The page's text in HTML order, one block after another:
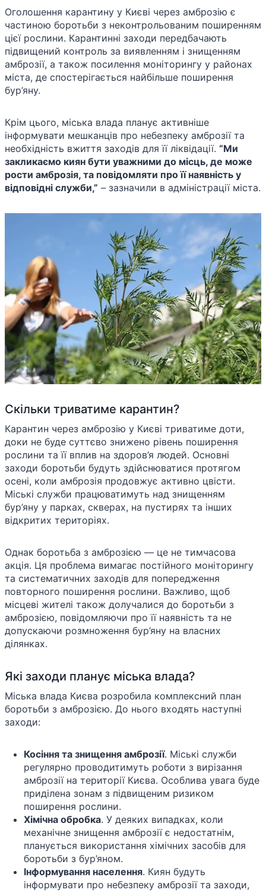
Оголошення карантину у Києві через амброзію є
частиною боротьби з неконтрольованим поширенням
цієї рослини. Карантинні заходи передбачають
підвищений контроль за виявленням і знищенням
амброзії, а також посилення моніторингу у районах
міста, де спостерігається найбільше поширення
бур’яну.
Крім цього, міська влада планує активніше
інформувати мешканців про небезпеку амброзії та
необхідність вжиття заходів для її ліквідації. “Ми
закликаємо киян бути уважними до місць, де може
рости амброзія, та повідомляти про її наявність у
відповідні служби,” – зазначили в адміністрації міста.
Скільки триватиме карантин?
Карантин через амброзію у Києві триватиме доти,
доки не буде суттєво знижено рівень поширення
рослини та її вплив на здоров’я людей. Основні
заходи боротьби будуть здійснюватися протягом
осені, коли амброзія продовжує активно цвісти.
Міські служби працюватимуть над знищенням
бур’яну у парках, скверах, на пустирях та інших
відкритих територіях.
Однак боротьба з амброзією — це не тимчасова
акція. Ця проблема вимагає постійного моніторингу
та систематичних заходів для попередження
повторного поширення рослини. Важливо, щоб
місцеві жителі також долучалися до боротьби з
амброзією, повідомляючи про її наявність та не
допускаючи розмноження бур’яну на власних
ділянках.
Які заходи планує міська влада?
Міська влада Києва розробила комплексний план
боротьби з амброзією. До нього входять наступні
заходи:
Косіння та знищення амброзії. Міські служби
регулярно проводитимуть роботи з вирізання
амброзії на території Києва. Особлива увага буде
приділена зонам з підвищеним ризиком
поширення рослини.
Хімічна обробка. У деяких випадках, коли
механічне знищення амброзії є недостатнім,
планується використання хімічних засобів для
боротьби з бур’яном.
Інформування населення. Киян будуть
інформувати про небезпеку амброзії та заходи,